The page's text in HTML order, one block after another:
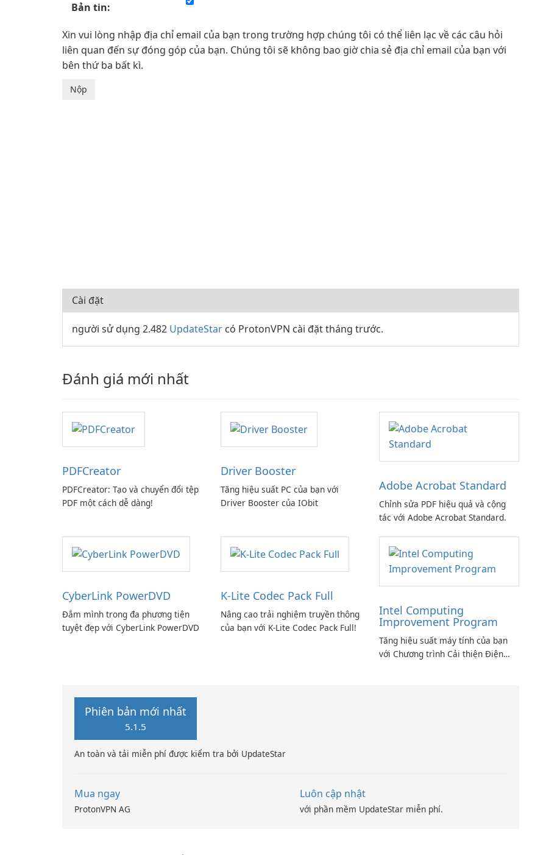
Bản tin:
Xin vui lòng nhập địa chỉ email của bạn trong trường hợp chúng tôi có thể liên lạc về các câu hỏi
liên quan đến sự đóng góp của bạn. Chúng tôi sẽ không bao giờ chia sẻ địa chỉ email của bạn với
bên thứ ba bất kì.
Cài đặt
người sử dụng 2.482 UpdateStar có ProtonVPN cài đặt tháng trước.
Đánh giá mới nhất
PDFCreator
PDFCreator: Tạo và chuyển đổi tệp
PDF một cách dễ dàng!
Driver Booster
Tăng hiệu suất PC của bạn với
Driver Booster của IObit
Adobe Acrobat Standard
Chỉnh sửa PDF hiệu quả và cộng
tác với Adobe Acrobat Standard.
CyberLink PowerDVD
Đắm mình trong đa phương tiện
tuyệt đẹp với CyberLink PowerDVD
K-Lite Codec Pack Full
Nâng cao trải nghiệm truyền thông
của bạn với K-Lite Codec Pack Full!
Intel Computing
Improvement Program
Tăng hiệu suất máy tính của bạn
với Chương trình Cải thiện Điện
Phiên bản mới nhất
5.1.5
An toàn và tải miễn phí được kiểm tra bởi UpdateStar
Mua ngay
ProtonVPN AG
Luôn cập nhật
với phần mềm UpdateStar miễn phí.